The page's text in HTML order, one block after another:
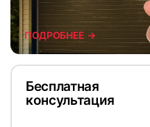
ПОДРОБНЕЕ →
Бесплатная
консультация